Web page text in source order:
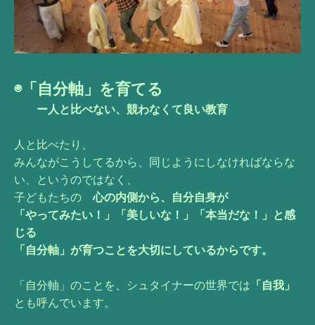
◉「自分軸」を育てる
ー人と比べない、競わなくて良い教育
人と比べたり、
みんながこうしてるから、同じようにしなければならな
い、というのではなく、
子どもたちの心の内側から、自分自身が
「やってみたい！」「美しいな！」「本当だな！」と感
じる
「自分軸」が育つことを大切にしているからです。
「自分軸」のことを、シュタイナーの世界では 「自我」
とも呼んでいます。